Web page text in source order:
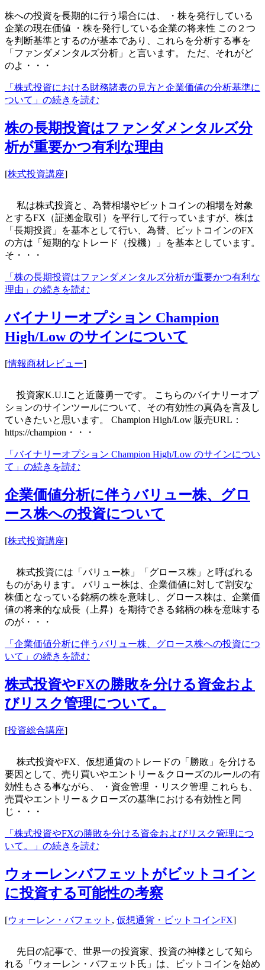
株への投資を長期的に行う場合には、 ・株を発行している
企業の現在価値 ・株を発行している企業の将来性 この２つ
を判断基準とするのが基本であり、これらを分析する事を
「ファンダメンタルズ分析」と言います。 ただ、それがど
のよ・・・
「株式投資における財務諸表の見方と企業価値の分析基準に
ついて」の続きを読む
株の長期投資はファンダメンタルズ分
析が重要かつ有利な理由
[株式投資講座]
私は株式投資と、為替相場やビットコインの相場を対象
とするFX（証拠金取引）を平行して行っていますが、株は
「長期投資」を基本として行い、為替、ビットコインのFX
の方は「短期的なトレード（投機）」を基本としています。
そ・・・
「株の長期投資はファンダメンタルズ分析が重要かつ有利な
理由」の続きを読む
バイナリーオプション Champion
High/Low のサインについて
[情報商材レビュー]
投資家K.U.Iこと近藤勇一です。 こちらのバイナリーオプ
ションのサインツールについて、その有効性の真偽を言及し
ていきたいと思います。 Champion High/Low 販売URL：
https://champion・・・
「バイナリーオプション Champion High/Low のサインについ
て」の続きを読む
企業価値分析に伴うバリュー株、グロ
ース株への投資について
[株式投資講座]
株式投資には「バリュー株」「グロース株」と呼ばれる
ものがあります。 バリュー株は、企業価値に対して割安な
株価となっている銘柄の株を意味し、グロース株は、企業価
値の将来的な成長（上昇）を期待できる銘柄の株を意味する
のが・・・
「企業価値分析に伴うバリュー株、グロース株への投資につ
いて」の続きを読む
株式投資やFXの勝敗を分ける資金およ
びリスク管理について。
[投資総合講座]
株式投資やFX、仮想通貨のトレードの「勝敗」を分ける
要因として、売り買いやエントリー＆クローズのルールの有
効性もさる事ながら、 ・資金管理 ・リスク管理 これらも、
売買やエントリー＆クローズの基準における有効性と同
じ・・・
「株式投資やFXの勝敗を分ける資金およびリスク管理につ
いて。」の続きを読む
ウォーレンバフェットがビットコイン
に投資する可能性の考察
[ウォーレン・バフェット , 仮想通貨・ビットコインFX]
先日の記事で、世界一の投資家、投資の神様として知ら
れる「ウォーレン・バフェット氏」は、ビットコインを始め